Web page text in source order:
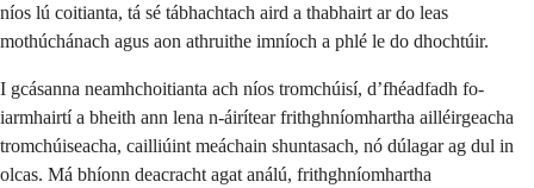
níos lú coitianta, tá sé tábhachtach aird a thabhairt ar do leas
mothúchánach agus aon athruithe imníoch a phlé le do dhochtúir.
I gcásanna neamhchoitianta ach níos tromchúisí, d’fhéadfadh fo-
iarmhairtí a bheith ann lena n-áirítear frithghníomhartha ailléirgeacha
tromchúiseacha, cailliúint meáchain shuntasach, nó dúlagar ag dul in
olcas. Má bhíonn deacracht agat análú, frithghníomhartha